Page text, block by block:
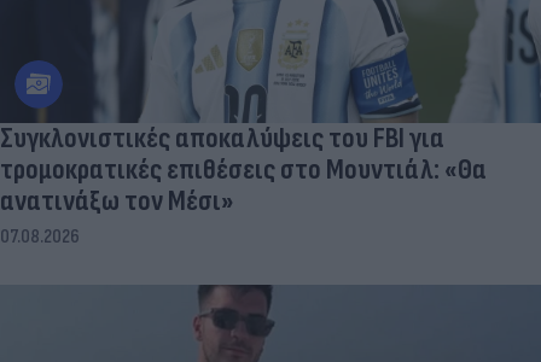
Συγκλονιστικές αποκαλύψεις του FBI για
τρομοκρατικές επιθέσεις στο Μουντιάλ: «Θα
ανατινάξω τον Μέσι»
07.08.2026